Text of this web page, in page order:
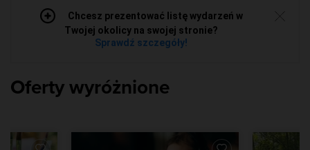
Chcesz prezentować listę wydarzeń w
Twojej okolicy na swojej stronie?
Sprawdź szczegóły!
Oferty wyróżnione